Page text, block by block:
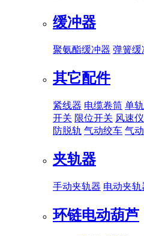
缓冲器
聚氨酯缓冲器 弹簧缓
其它配件
紧线器 电缆卷筒 单
开关 限位开关 风速仪
防脱轨 气动绞车 气
夹轨器
手动夹轨器 电动夹轨
环链电动葫芦